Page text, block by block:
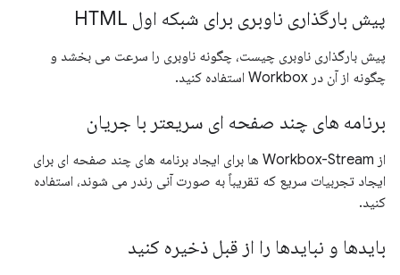
پیش بارگذاری ناوبری برای شبکه اول HTML
پیش بارگذاری ناوبری چیست، چگونه ناوبری را سرعت می بخشد و
چگونه از آن در Workbox استفاده کنید.
برنامه های چند صفحه ای سریعتر با جریان
از Workbox-Stream ها برای ایجاد برنامه های چند صفحه ای برای
ایجاد تجربیات سریع که تقریباً به صورت آنی رندر می شوند، استفاده
کنید.
بایدها و نبایدها را از قبل ذخیره کنید